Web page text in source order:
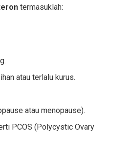
termasuklah:
atau terlalu kurus.
atau menopause).
PCOS (Polycystic Ovary